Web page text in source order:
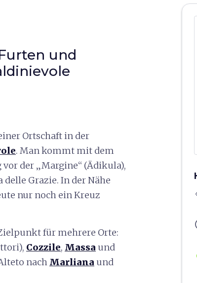
und
Ortschaft in der
. Man kommt mit dem
der „Margine“ (Ädikula),
Grazie. In der Nähe
nur noch ein Kreuz
für mehrere Orte:
Cozzile, Massa und
nach Marliana und